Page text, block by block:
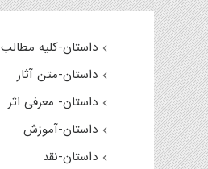
داستان-کلیه مطالب
داستان-متن آثار
داستان- معرفی اثر
داستان-آموزش
داستان-نقد